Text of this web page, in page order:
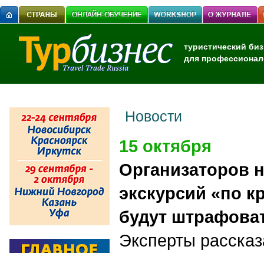
туристический
для
Новости
15 октября
Организаторов
экскурсий «по
будут
Эксперты